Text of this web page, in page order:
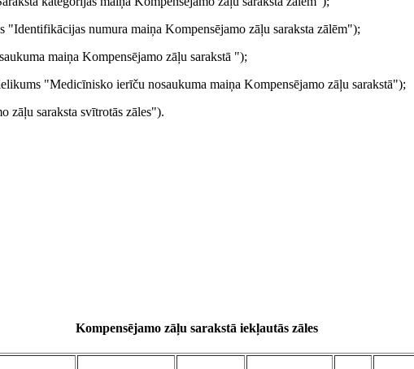
numura maiņa Kompensējamo zāļu saraksta zālēm");
maiņa Kompensējamo zāļu sarakstā ");
"Medicīnisko ierīču nosaukuma maiņa Kompensējamo zāļu sarakstā");
zāļu saraksta svītrotās zāles").
Kompensējamo zāļu sarakstā iekļautās zāles